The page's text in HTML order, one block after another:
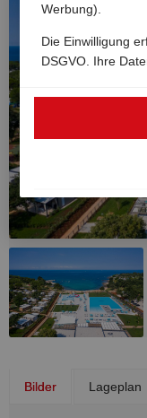
Bilder Lageplan
Werbung).
Die Einwilligung
DSGVO. Ihre
in den USA.
europäische
garantiert werden
Rechtsbehelfe
Sie jederzeit